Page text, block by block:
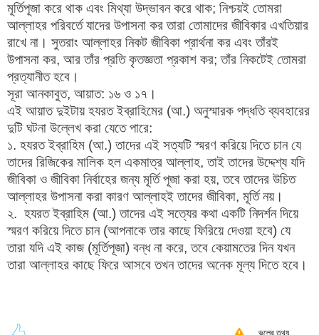
মূর্তিপূজা করে থাক এবং মিথ্যা উদ্ভাবন করে থাক; নিশ্চয়ই তোমরা
আল্লাহর পরিবর্তে যাদের উপাসনা কর তারা তোমাদের জীবিকার এখতিয়ার
রাখে না। সুতরাং আল্লাহর নিকট জীবিকা প্রার্থনা কর এবং তাঁরই
উপাসনা কর, আর তাঁর প্রতি কৃতজ্ঞতা প্রকাশ কর; তাঁর নিকটেই তোমরা
প্রত্যানীত হবে।
সূরা আনকাবুত, আয়াত: ১৬ ও ১৭।
এই আয়াত দুইটায় হযরত ইব্রাহিমের (আ.) অনুস্মারক পদ্ধতি ব্যবহারের
দুটি ঘটনা উল্লেখ করা যেতে পারে:
১. হযরত ইব্রাহিম (আ.) তাদের এই সত্যটি স্মরণ করিয়ে দিতে চান যে
তাদের রিজিকের মালিক হল একমাত্র আল্লাহ, তাই তাদের উদ্দেশ্য যদি
জীবিকা ও জীবিকা নির্বাহের জন্য মূর্তি পূজা করা হয়, তবে তাদের উচিত
আল্লাহর উপাসনা করা কারণ আল্লাহই তাদের জীবিকা, মূর্তি নয়।
২. হযরত ইব্রাহিম (আ.) তাদের এই সত্যের কথা একটি নিদর্শন দিয়ে
স্মরণ করিয়ে দিতে চান (আপনাকে তার কাছে ফিরিয়ে দেওয়া হবে) যে
তারা যদি এই কাজ (মূর্তিপূজা) বন্ধ না করে, তবে কেয়ামতের দিন যখন
তারা আল্লাহর কাছে ফিরে আসবে তখন তাদের অনেক মূল্য দিতে হবে।